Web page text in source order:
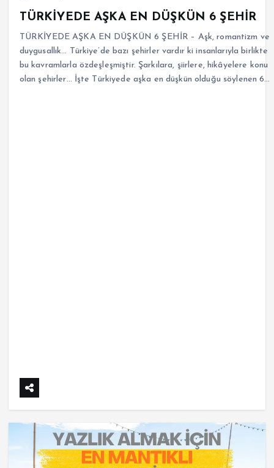
TÜRKİYEDE AŞKA EN DÜŞKÜN 6 ŞEHİR
TÜRKİYEDE AŞKA EN DÜŞKÜN 6 ŞEHİR – Aşk, romantizm ve
duygusallık… Türkiye’de bazı şehirler vardır ki insanlarıyla birlikte
bu kavramlarla özdeşleşmiştir. Şarkılara, şiirlere, hikâyelere konu
olan şehirler… İşte Türkiyede aşka en düşkün olduğu söylenen 6…